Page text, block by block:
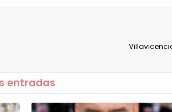
entradas